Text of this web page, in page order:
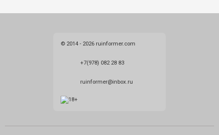
© 2014 - 2026 ruinformer.com
+7(978) 082 28 83
ruinformer@inbox.ru